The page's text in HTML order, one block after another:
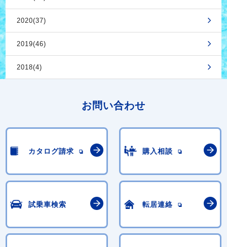
2020(37)
2019(46)
2018(4)
お問い合わせ
カタログ請求 購入相談
試乗車検索 転居連絡